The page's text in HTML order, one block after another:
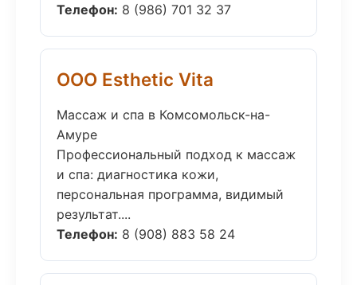
Телефон: 8 (986) 701 32 37
ООО Esthetic Vita
Массаж и спа в Комсомольск-на-
Амуре
Профессиональный подход к массаж
и спа: диагностика кожи,
персональная программа, видимый
результат....
Телефон: 8 (908) 883 58 24